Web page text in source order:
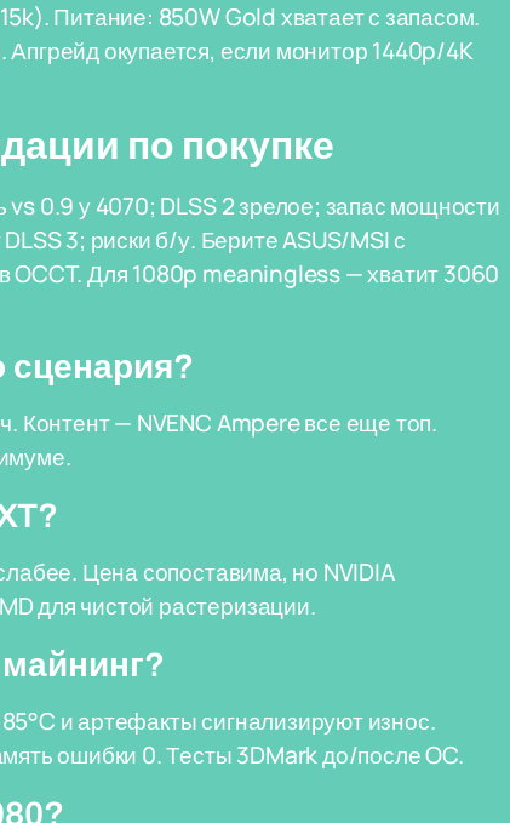
Питание: 850W Gold хватает с запасом.
окупается, если монитор 1440p/4K
по покупке
0.9 у 4070; DLSS 2 зрелое; запас мощности
3; риски б/у. Берите ASUS/MSI с
OCCT. Для 1080p meaningless — хватит 3060
сценария?
Контент — NVENC Ampere все еще топ.
Цена сопоставима, но NVIDIA
для чистой растеризации.
и артефакты сигнализируют износ.
ошибки 0. Тесты 3DMark до/после OC.